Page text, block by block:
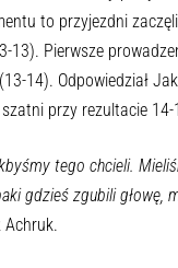
to przyjezdni
13). Pierwsze
14). Odpowiedział
przy rezultacie 14-
tego chcieli.
gdzieś zgubili głowę,